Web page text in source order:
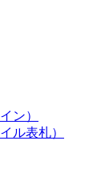
ン）
ル表札）